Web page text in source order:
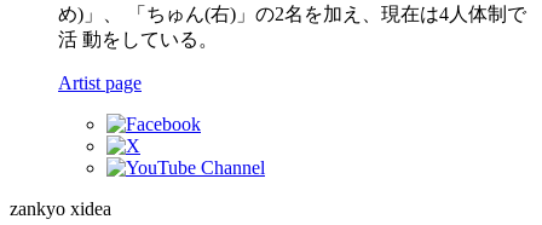
め)」、 「ちゅん(右)」の2名を加え、現在は4人体制で
活 動をしている。
Artist page
zankyo xidea